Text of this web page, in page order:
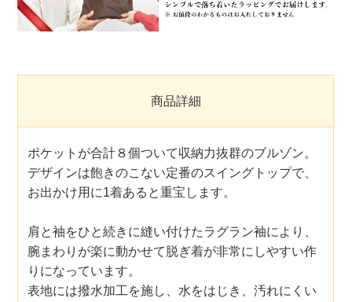
商品詳細
ポケットが合計８個ついて収納力抜群のブルゾン。
デザインは飽きのこない定番のスイングトップで、
お出かけ用に1着あると重宝します。
肩と袖をひと続きに縫い付けたラグラン袖により、
腕まわりが楽に動かせて脱ぎ着が非常にしやすい作
りになっています。
表地には撥水加工を施し、水をはじき、汚れにくい